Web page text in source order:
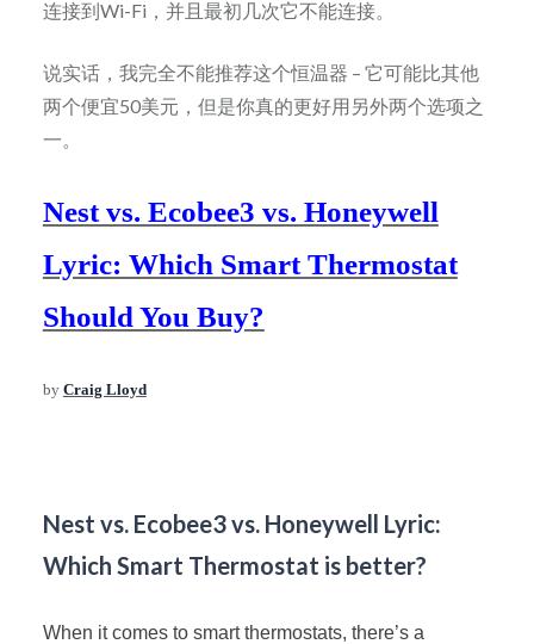
连接到Wi-Fi，并且最初几次它不能连接。
说实话，我完全不能推荐这个恒温器 – 它可能比其他
两个便宜50美元，但是你真的更好用另外两个选项之
一。
Nest vs. Ecobee3 vs. Honeywell
Lyric: Which Smart Thermostat
Should You Buy?
by Craig Lloyd
Nest vs. Ecobee3 vs. Honeywell Lyric:
Which Smart Thermostat is better?
When it comes to smart thermostats, there’s a